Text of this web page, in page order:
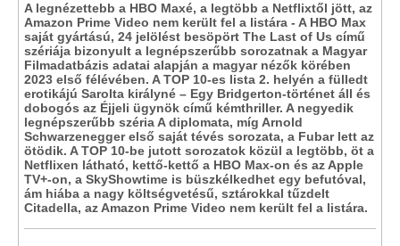
A legnézettebb a HBO Maxé, a legtöbb a Netflixtől jött, az
Amazon Prime Video nem került fel a listára - A HBO Max
saját gyártású, 24 jelölést besöpört The Last of Us című
szériája bizonyult a legnépszerűbb sorozatnak a Magyar
Filmadatbázis adatai alapján a magyar nézők körében
2023 első félévében. A TOP 10-es lista 2. helyén a fülledt
erotikájú Sarolta királyné – Egy Bridgerton-történet áll és
dobogós az Éjjeli ügynök című kémthriller. A negyedik
legnépszerűbb széria A diplomata, míg Arnold
Schwarzenegger első saját tévés sorozata, a Fubar lett az
ötödik. A TOP 10-be jutott sorozatok közül a legtöbb, öt a
Netflixen látható, kettő-kettő a HBO Max-on és az Apple
TV+-on, a SkyShowtime is büszkélkedhet egy befutóval,
ám hiába a nagy költségvetésű, sztárokkal tűzdelt
Citadella, az Amazon Prime Video nem került fel a listára.